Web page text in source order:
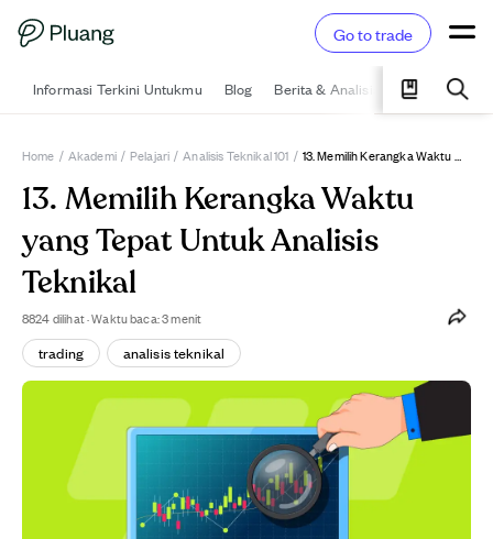
Go to trade
Informasi Terkini Untukmu Blog Berita & Analisis Pelajari
Home / Akademi / Pelajari / Analisis Teknikal 101 / 13. Memilih Kerangka Waktu Yang Tepat Untuk Analisis Teknikal
13. Memilih Kerangka Waktu
yang Tepat Untuk Analisis
Teknikal
8824dilihat·Waktu baca: 3 menit
trading analisis teknikal